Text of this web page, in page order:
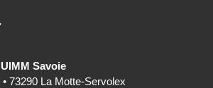
Savoie
73290 La Motte-Servolex